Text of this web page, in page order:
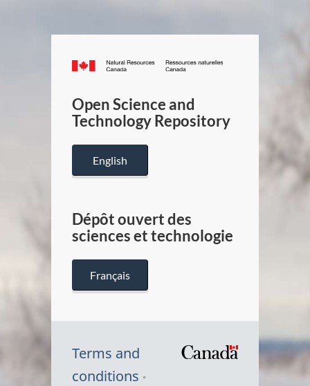
Canada.ca
/
Canada
Open Science and
Technology Repository
English
Dépôt ouvert des
sciences et technologie
Français
Terms and
conditions
Symbole